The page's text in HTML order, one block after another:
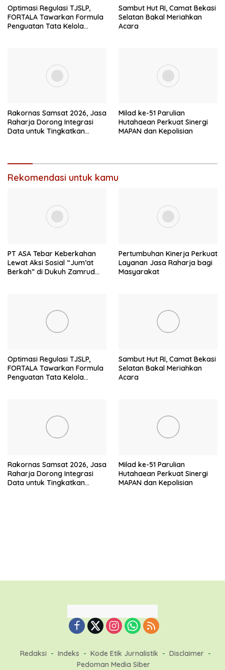
Optimasi Regulasi TJSLP,
FORTALA Tawarkan Formula
Penguatan Tata Kelola
Sambut Hut RI, Camat Bekasi
Selatan Bakal Meriahkan
Acara
Rakornas Samsat 2026, Jasa
Raharja Dorong Integrasi
Data untuk Tingkatkan
Milad ke-51 Parulian
Hutahaean Perkuat Sinergi
MAPAN dan Kepolisian
Rekomendasi untuk kamu
PT ASA Tebar Keberkahan
Lewat Aksi Sosial “Jum’at
Berkah” di Dukuh Zamrud
Pertumbuhan Kinerja Perkuat
Layanan Jasa Raharja bagi
Masyarakat
Optimasi Regulasi TJSLP,
FORTALA Tawarkan Formula
Penguatan Tata Kelola
Sambut Hut RI, Camat Bekasi
Selatan Bakal Meriahkan
Acara
Rakornas Samsat 2026, Jasa
Raharja Dorong Integrasi
Data untuk Tingkatkan
Milad ke-51 Parulian
Hutahaean Perkuat Sinergi
MAPAN dan Kepolisian
Redaksi Indeks Kode Etik Jurnalistik
Disclaimer
Pedoman Media Siber